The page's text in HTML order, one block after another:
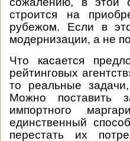
строится на
рубежом. Если в
модернизации, а не
Что касается
рейтинговых
то реальные
Можно поставить
импортного
единственный
перестать их